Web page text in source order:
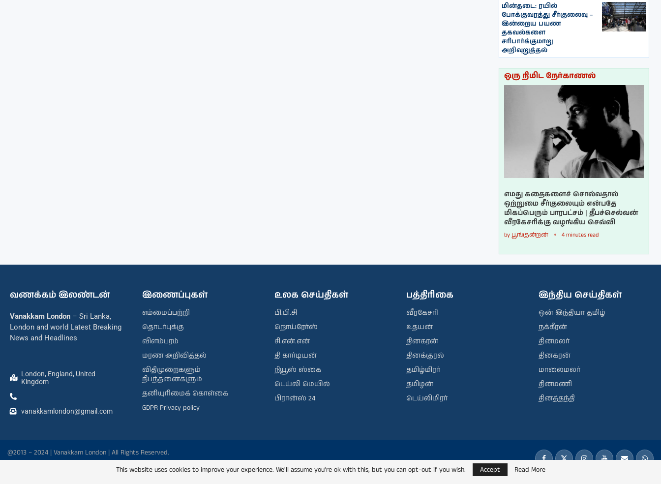
மின்தடை: ரயில்
போக்குவரத்து சீர்குலைவு –
இன்றைய பயண
தகவல்களை
சரிபார்க்குமாறு
அறிவுறுத்தல்
ஒரு நிமிட நேர்காணல்
எமது கதைகளைச் சொல்வதால்
ஒற்றுமை சீர்குலையும் என்பதே
மிகப்பெரும் பாரபட்சம் | தீபச்செல்வன்
வீரகேசரிக்கு வழங்கிய செவ்வி
by பூங்குன்றன் 4 minutes read
வணக்கம் இலண்டன்
Vanakkam London – Sri Lanka,
London and world Latest Breaking
News and Headlines
London, England, United
Kingdom
vanakkamlondon@gmail.com
இணைப்புகள்
எம்மைப்பற்றி
தொடர்புக்கு
விளம்பரம்
மரண அறிவித்தல்
விதிமுறைகளும்
நிபந்தனைகளும்
தனியுரிமைக் கொள்கை
GDPR Privacy policy
உலக செய்திகள்
பி.பி.சி
றொய்ரேர்ஸ்
சி.என்.என்
தி கார்டியன்
நியூஸ் ஸ்கை
டெய்லி மெயில்
பிரான்ஸ் 24
பத்திரிகை
வீரகேசரி
உதயன்
தினகரன்
தினக்குரல்
தமிழ்மிரர்
தமிழன்
டெய்லிமிரர்
இந்திய செய்திகள்
ஒன் இந்தியா தமிழ்
நக்கீரன்
தினமலர்
தினகரன்
மாலைமலர்
தினமணி
தினத்தந்தி
@2013 – 2024 | Vanakkam London | All Rights Reserved.
This website uses cookies to improve your experience. We'll assume you're ok with this, but you can opt-out if you wish.
Accept Read More